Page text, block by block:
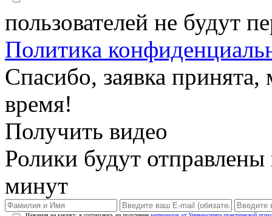
пользователей не будут
Политика
Спасибо, заявка
время!
Получить видео
Ролики будут
минут